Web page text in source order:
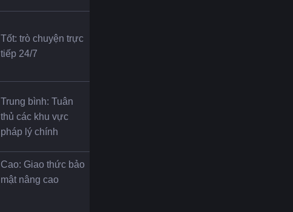
Tốt: trò chuyện trực
tiếp 24/7
Trung bình: Tuân
thủ các khu vực
pháp lý chính
Cao: Giao thức bảo
mật nâng cao